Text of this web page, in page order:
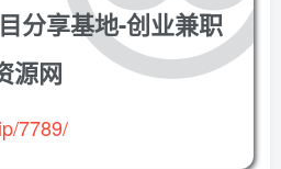
分享基地-创业兼职
源网
7789/